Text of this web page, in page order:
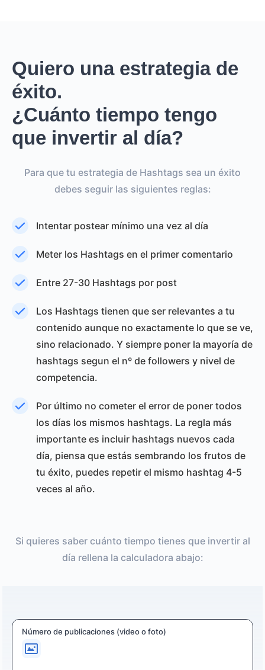
Quiero una estrategia de
éxito.
¿Cuánto tiempo tengo
que invertir al día?
Para que tu estrategia de Hashtags sea un éxito
debes seguir las siguientes reglas:
Intentar postear mínimo una vez al día
Meter los Hashtags en el primer comentario
Entre 27-30 Hashtags por post
Los Hashtags tienen que ser relevantes a tu
contenido aunque no exactamente lo que se ve,
sino relacionado. Y siempre poner la mayoría de
hashtags segun el nº de followers y nivel de
competencia.
Por último no cometer el error de poner todos
los días los mismos hashtags. La regla más
importante es incluir hashtags nuevos cada
día, piensa que estás sembrando los frutos de
tu éxito, puedes repetir el mismo hashtag 4-5
veces al año.
Si quieres saber cuánto tiempo tienes que invertir al
día rellena la calculadora abajo:
Número de publicaciones (video o foto)